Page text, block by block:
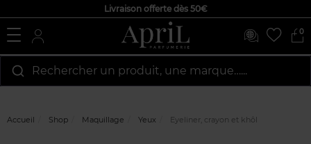
Livraison offerte dès 50€
0
Rechercher un produit, une marque…...
Accueil Shop Maquillage Yeux Eyeliner, crayon et khôl